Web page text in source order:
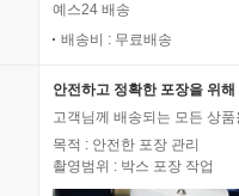
예스24 배송
배송비 : 무료배송
안전하고 정확한 포장을 위
고객님께 배송되는 모든 상
목적 : 안전한 포장 관리
촬영범위 : 박스 포장 작업